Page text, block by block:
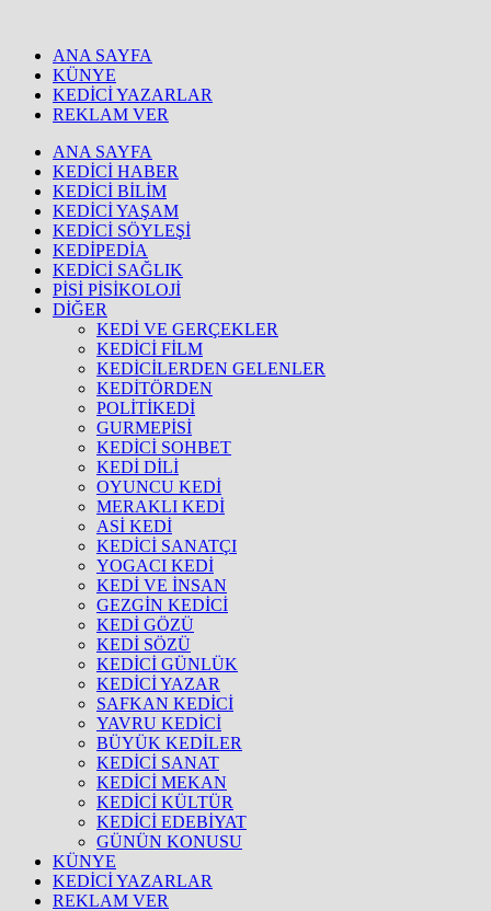
ANA SAYFA
KÜNYE
KEDİCİ YAZARLAR
REKLAM VER
ANA SAYFA
KEDİCİ HABER
KEDİCİ BİLİM
KEDİCİ YAŞAM
KEDİCİ SÖYLEŞİ
KEDİPEDİA
KEDİCİ SAĞLIK
PİSİ PİSİKOLOJİ
DİĞER
KEDİ VE GERÇEKLER
KEDİCİ FİLM
KEDİCİLERDEN GELENLER
KEDİTÖRDEN
POLİTİKEDİ
GURMEPİSİ
KEDİCİ SOHBET
KEDİ DİLİ
OYUNCU KEDİ
MERAKLI KEDİ
ASİ KEDİ
KEDİCİ SANATÇI
YOGACI KEDİ
KEDİ VE İNSAN
GEZGİN KEDİCİ
KEDİ GÖZÜ
KEDİ SÖZÜ
KEDİCİ GÜNLÜK
KEDİCİ YAZAR
SAFKAN KEDİCİ
YAVRU KEDİCİ
BÜYÜK KEDİLER
KEDİCİ SANAT
KEDİCİ MEKAN
KEDİCİ KÜLTÜR
KEDİCİ EDEBİYAT
GÜNÜN KONUSU
KÜNYE
KEDİCİ YAZARLAR
REKLAM VER